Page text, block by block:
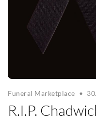
Funeral Marketplace •
R.I.P.